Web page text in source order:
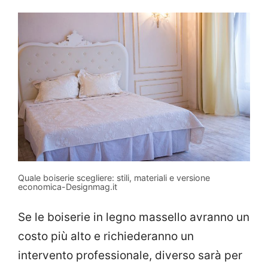
Quale boiserie scegliere: stili, materiali e versione
economica-Designmag.it
Se le boiserie in legno massello avranno un
costo più alto e richiederanno un
intervento professionale, diverso sarà per